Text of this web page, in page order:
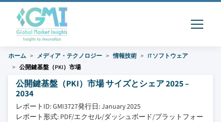
ホーム メディア・テクノロジー 情報技術
ITソフトウェア
公開鍵基盤（PKI）市場
公開鍵基盤（PKI）市場 サイズとシェア 2025 –
2034
レポートID: GMI3727発行日: January 2025
レポート形式: PDF/エクセル/ダッシュボード/プラットフォー